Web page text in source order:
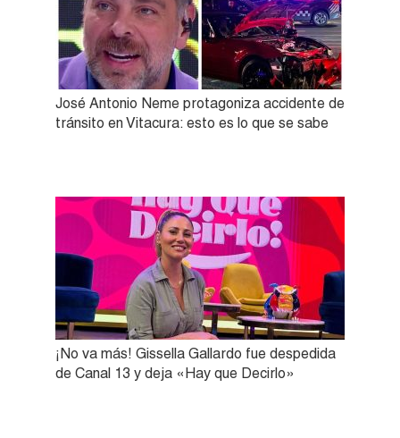
José Antonio Neme protagoniza accidente de
tránsito en Vitacura: esto es lo que se sabe
¡No va más! Gissella Gallardo fue despedida
de Canal 13 y deja «Hay que Decirlo»